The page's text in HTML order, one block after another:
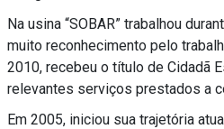
Na usina “SOBAR” trabalhou
muito reconhecimento pelo
2010, recebeu o título de Cidadã
relevantes serviços prestados a
Em 2005, iniciou sua trajetória